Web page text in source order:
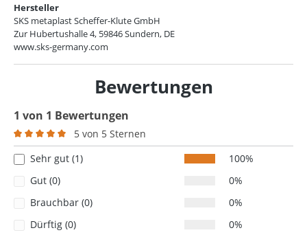
Hersteller
SKS metaplast Scheffer-Klute GmbH
Zur Hubertushalle 4, 59846 Sundern, DE
www.sks-germany.com
Bewertungen
1 von 1 Bewertungen
Durchschnittliche Bewertung von 5 von 5 Sternen
5 von 5 Sternen
Sehr gut (1)
100%
Gut (0)
0%
Brauchbar (0)
0%
Dürftig (0)
0%